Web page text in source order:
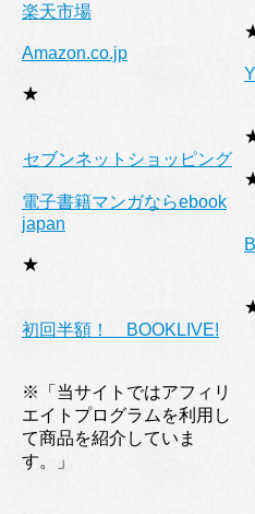
楽天市場
Amazon.co.jp
★
セブンネットショッピング
電子書籍マンガならebook
japan
★
初回半額！ BOOKLIVE!
※「当サイトではアフィリ
エイトプログラムを利用し
て商品を紹介していま
す。」